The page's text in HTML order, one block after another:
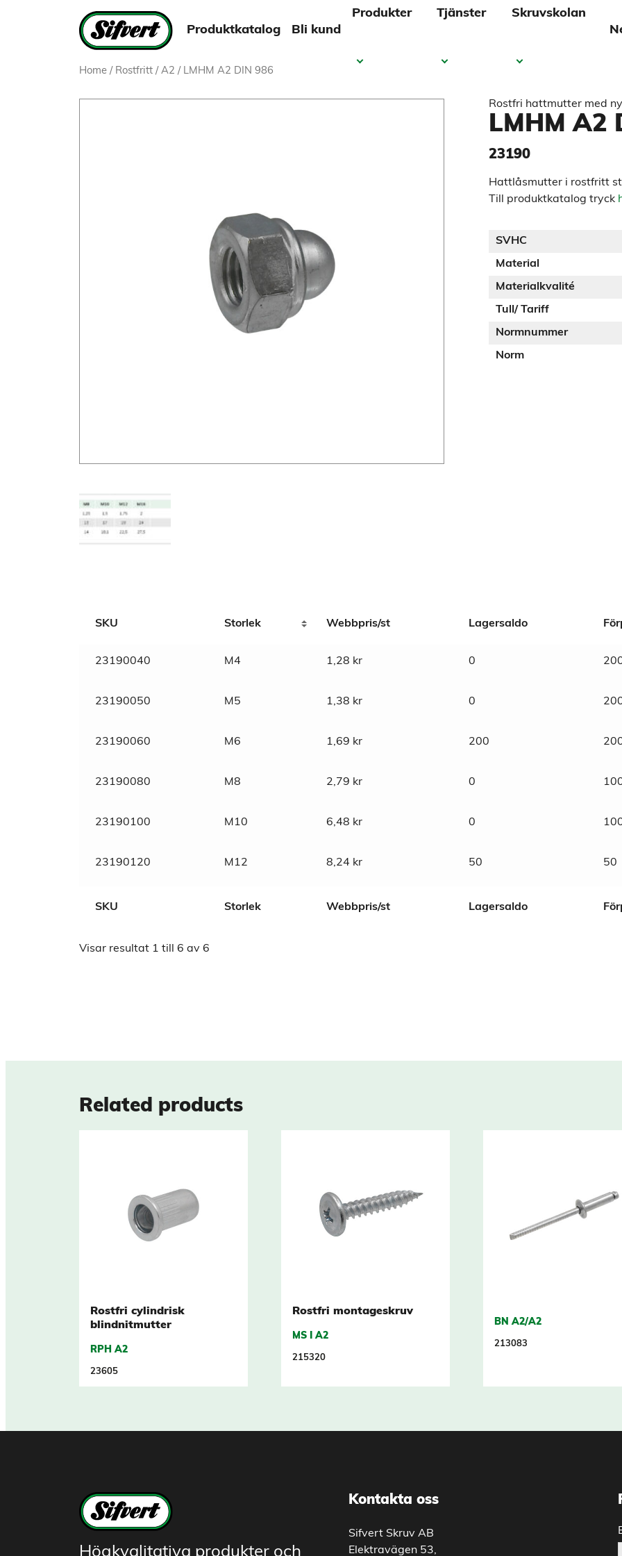
Produktkatalog Bli kund
Produkter Tjänster
Skruvskolan
Home / Rostfritt / A2 / LMHM A2 DIN 986
Rostfri hattmutter med
LMHM A2
23190
Hattlåsmutter i rostfritt
Till produktkatalog tryck
SVHC
Material
Materialkvalité
Tull/ Tariff
Normnummer
Norm
Dimensions
SVHC
SKU Storlek Webbpris/st Lagersaldo
23190040 M4 1,28 kr 0
23190050 M5 1,38 kr 0
23190060 M6 1,69 kr 200
23190080 M8 2,79 kr 0
23190100 M10 6,48 kr 0
23190120 M12 8,24 kr 50 50
SKU Storlek Webbpris/st Lagersaldo
Visar resultat 1 till 6 av 6
Related products
Rostfri cylindrisk
blindnitmutter
RPH A2
23605
Rostfri montageskruv
MS I A2
215320
BN A2/A2
213083
Högkvalitativa produkter och
Kontakta oss
Sifvert Skruv AB
Elektravägen 53,